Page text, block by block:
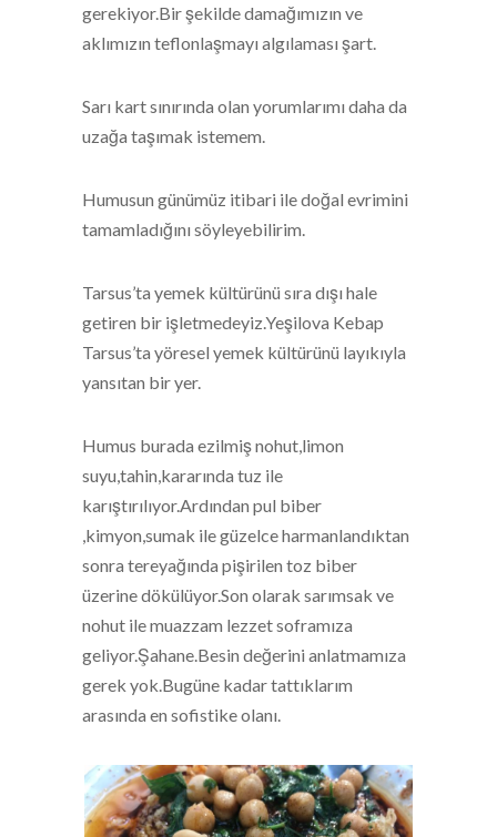
gerekiyor.Bir şekilde damağımızın ve
aklımızın teflonlaşmayı algılaması şart.
Sarı kart sınırında olan yorumlarımı daha da
uzağa taşımak istemem.
Humusun günümüz itibari ile doğal evrimini
tamamladığını söyleyebilirim.
Tarsus’ta yemek kültürünü sıra dışı hale
getiren bir işletmedeyiz.Yeşilova Kebap
Tarsus’ta yöresel yemek kültürünü layıkıyla
yansıtan bir yer.
Humus burada ezilmiş nohut,limon
suyu,tahin,kararında tuz ile
karıştırılıyor.Ardından pul biber
,kimyon,sumak ile güzelce harmanlandıktan
sonra tereyağında pişirilen toz biber
üzerine dökülüyor.Son olarak sarımsak ve
nohut ile muazzam lezzet soframıza
geliyor.Şahane.Besin değerini anlatmamıza
gerek yok.Bugüne kadar tattıklarım
arasında en sofistike olanı.